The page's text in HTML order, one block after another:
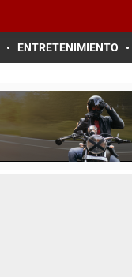
ENTRETENIMIENTO